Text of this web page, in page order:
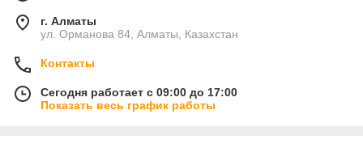
г. Алматы
ул. Орманова 84, Алматы, Казахстан
Контакты
Сегодня работает с 09:00 до 17:00
Показать весь график работы